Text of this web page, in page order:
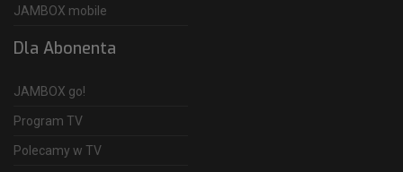
JAMBOX mobile
Dla Abonenta
JAMBOX go!
Program TV
Polecamy w TV